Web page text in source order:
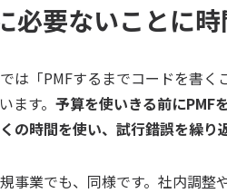
要ないことに時
は「PMFするまでコードを書
ます。 予算を使いきる前にPMF
の時間を使い、試行錯誤を繰り
事業でも、同様です。社内調